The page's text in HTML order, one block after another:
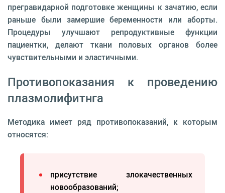
прегравидарной подготовке женщины к зачатию, если
раньше были замершие беременности или аборты.
Процедуры улучшают репродуктивные функции
пациентки, делают ткани половых органов более
чувствительными и эластичными.
Противопоказания к проведению
плазмолифитнга
Методика имеет ряд противопоказаний, к которым
относятся:
присутствие злокачественных
новообразований;